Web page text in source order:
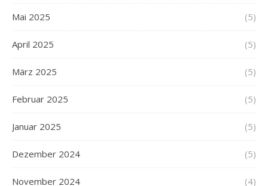
Mai 2025 (5)
April 2025 (5)
März 2025 (5)
Februar 2025 (5)
Januar 2025 (5)
Dezember 2024 (5)
November 2024 (4)